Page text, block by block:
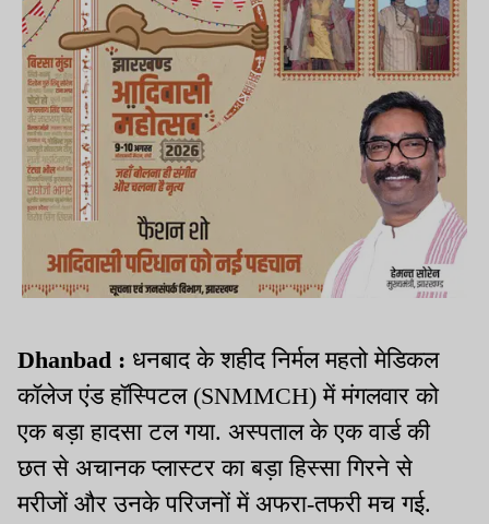
Dhanbad : धनबाद के शहीद निर्मल महतो मेडिकल
कॉलेज एंड हॉस्पिटल (SNMMCH) में मंगलवार को
एक बड़ा हादसा टल गया. अस्पताल के एक वार्ड की
छत से अचानक प्लास्टर का बड़ा हिस्सा गिरने से
मरीजों और उनके परिजनों में अफरा-तफरी मच गई.